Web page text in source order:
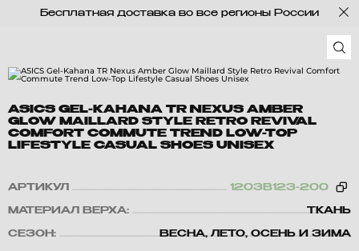
Бесплатная доставка во все регионы России
ASICS GEL-KAHANA TR NEXUS AMBER
GLOW MAILLARD STYLE RETRO REVIVAL
COMFORT COMMUTE TREND LOW-TOP
LIFESTYLE CASUAL SHOES UNISEX
АРТИКУЛ 1203B123-200
МАТЕРИАЛ ВЕРХА: ТКАНЬ
СЕЗОН: ВЕСНА, ЛЕТО, ОСЕНЬ И ЗИМА